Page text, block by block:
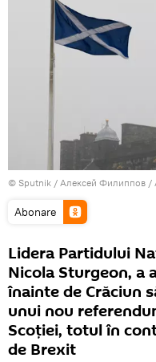
© Sputnik / Алексей Филиппов /
Abonare
Lidera Partidului
Nicola Sturgeon, a
înainte de Crăciun
unui nou
Scoţiei, totul în
de Brexit